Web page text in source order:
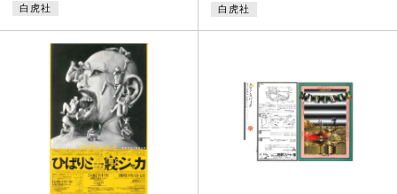
伝説の深夜番組。本映像は、1985
年（当時は番組が23時20分始まり
で「11PM＋20」と呼ばれた）、
86年、88年の同番組に白虎社がゲ
スト出演した回を集めている。85
年は「肉体は芸術です!? 脱いでじ
っくり考えよう!! ハダカ哲学バラ
エティー」、86年は「ハダカの芸
術大集合！」と題され、大須賀勇
へのイン
白虎社
ドの他、インドのオリッシー舞
踊、インドネシアのTheatre SAE
Troupe、フィリピンからの参加団
体による作品を紹介する。日本か
らはYokohama Performance
Group、さらに白虎社
白虎社